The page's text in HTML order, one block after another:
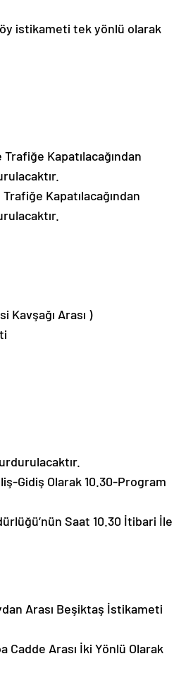
istikameti tek yönlü olarak
Kapatılacağından
Kapatılacağından
Kavşağı Arası )
Gidiş Olarak 10.30-Program
Saat 10.30 İtibari İle
Arası Beşiktaş İstikameti
Arası İki Yönlü Olarak